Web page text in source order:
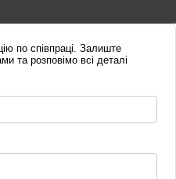
по співпраці. Залиште
та розповімо всі деталі